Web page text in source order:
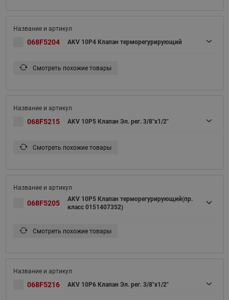
068F5204 AKV 10P4 Клапан терморегурирующий
Смотреть похожие товары
068F5215 AKV 10P5 Клапан Эл. рег. 3/8"х1/2"
Смотреть похожие товары
068F5205
AKV 10P5 Клапан терморегурирующий(пр.
класс 0151407352)
Смотреть похожие товары
068F5216 AKV 10P6 Клапан Эл. рег. 3/8"х1/2"